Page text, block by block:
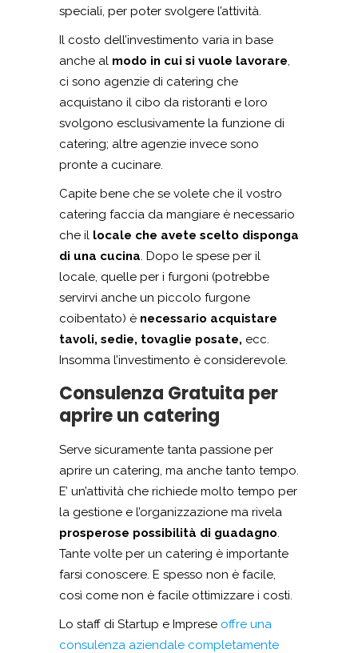
speciali, per poter svolgere l’attività.
Il costo dell’investimento varia in base
anche al modo in cui si vuole lavorare,
ci sono agenzie di catering che
acquistano il cibo da ristoranti e loro
svolgono esclusivamente la funzione di
catering; altre agenzie invece sono
pronte a cucinare.
Capite bene che se volete che il vostro
catering faccia da mangiare è necessario
che il locale che avete scelto disponga
di una cucina. Dopo le spese per il
locale, quelle per i furgoni (potrebbe
servirvi anche un piccolo furgone
coibentato) è necessario acquistare
tavoli, sedie, tovaglie posate, ecc.
Insomma l’investimento è considerevole.
Consulenza Gratuita per
aprire un catering
Serve sicuramente tanta passione per
aprire un catering, ma anche tanto tempo.
E’ un’attività che richiede molto tempo per
la gestione e l’organizzazione ma rivela
prosperose possibilità di guadagno.
Tante volte per un catering è importante
farsi conoscere. E spesso non è facile,
così come non è facile ottimizzare i costi.
Lo staff di Startup e Imprese offre una
consulenza aziendale completamente